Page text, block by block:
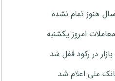
امروز یکشنبه
در رکود قفل شد
ملی اعلام شد